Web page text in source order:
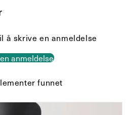
å skrive en anmeldelse
anmeldelse
funnet